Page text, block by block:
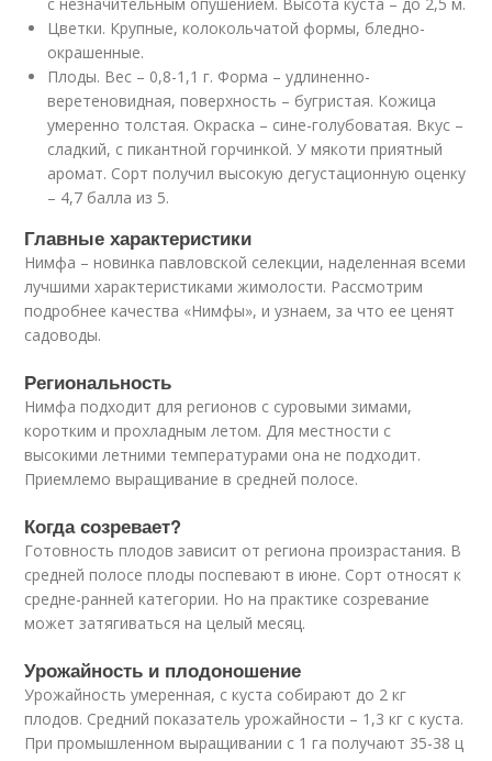
Цветки. Крупные, колокольчатой формы, бледно-
окрашенные.
Плоды. Вес – 0,8-1,1 г. Форма – удлиненно-
веретеновидная, поверхность – бугристая. Кожица
умеренно толстая. Окраска – сине-голубоватая. Вкус –
сладкий, с пикантной горчинкой. У мякоти приятный
аромат. Сорт получил высокую дегустационную оценку
– 4,7 балла из 5.
Главные характеристики
Нимфа – новинка павловской селекции, наделенная всеми
лучшими характеристиками жимолости. Рассмотрим
подробнее качества «Нимфы», и узнаем, за что ее ценят
садоводы.
Региональность
Нимфа подходит для регионов с суровыми зимами,
коротким и прохладным летом. Для местности с
высокими летними температурами она не подходит.
Приемлемо выращивание в средней полосе.
Когда созревает?
Готовность плодов зависит от региона произрастания. В
средней полосе плоды поспевают в июне. Сорт относят к
средне-ранней категории. Но на практике созревание
может затягиваться на целый месяц.
Урожайность и плодоношение
Урожайность умеренная, с куста собирают до 2 кг
плодов. Средний показатель урожайности – 1,3 кг с куста.
При промышленном выращивании с 1 га получают 35-38 ц